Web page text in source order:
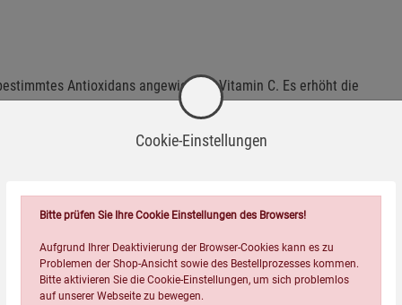
Antioxidans angewiesen - Vitamin C. Es erhöht die
und löst gefährliche Calciumansammlungen im Körper auf.
dass in den Knochen aller Osteoporose-Betroffenen ein
dass Heilung möglich ist. Wenn die Welt aufhört,
zu konsumieren und eine schwindelerregende Vielzahl
Cookie-Einstellungen
Bitte prüfen Sie Ihre Cookie Einstellungen des Browsers!
Aufgrund Ihrer Deaktivierung der Browser-Cookies kann es zu
Problemen der Shop-Ansicht sowie des Bestellprozesses kommen.
Bitte aktivieren Sie die Cookie-Einstellungen, um sich problemlos
auf unserer Webseite zu bewegen.